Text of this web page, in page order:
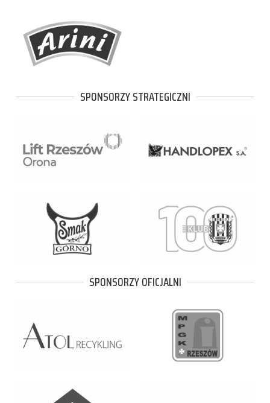
SPONSORZY STRATEGICZNI
SPONSORZY OFICJALNI